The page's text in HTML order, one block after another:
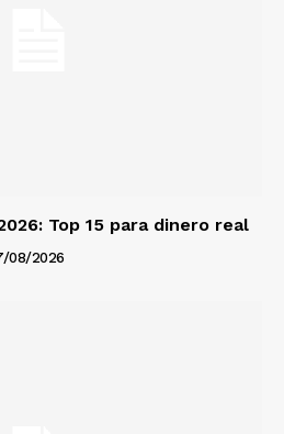
Top 15 para dinero real
08/2026